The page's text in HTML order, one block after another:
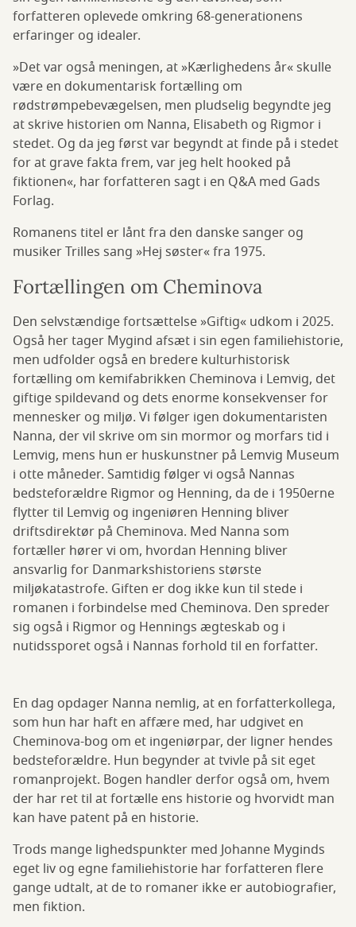
forfatteren oplevede omkring 68-generationens
erfaringer og idealer.
»Det var også meningen, at »Kærlighedens år« skulle
være en dokumentarisk fortælling om
rødstrømpebevægelsen, men pludselig begyndte jeg
at skrive historien om Nanna, Elisabeth og Rigmor i
stedet. Og da jeg først var begyndt at finde på i stedet
for at grave fakta frem, var jeg helt hooked på
fiktionen«, har forfatteren sagt i en Q&A med Gads
Forlag.
Romanens titel er lånt fra den danske sanger og
musiker Trilles sang »Hej søster« fra 1975.
Fortællingen om Cheminova
Den selvstændige fortsættelse »Giftig« udkom i 2025.
Også her tager Mygind afsæt i sin egen familiehistorie,
men udfolder også en bredere kulturhistorisk
fortælling om kemifabrikken Cheminova i Lemvig, det
giftige spildevand og dets enorme konsekvenser for
mennesker og miljø. Vi følger igen dokumentaristen
Nanna, der vil skrive om sin mormor og morfars tid i
Lemvig, mens hun er huskunstner på Lemvig Museum
i otte måneder. Samtidig følger vi også Nannas
bedsteforældre Rigmor og Henning, da de i 1950erne
flytter til Lemvig og ingeniøren Henning bliver
driftsdirektør på Cheminova. Med Nanna som
fortæller hører vi om, hvordan Henning bliver
ansvarlig for Danmarkshistoriens største
miljøkatastrofe. Giften er dog ikke kun til stede i
romanen i forbindelse med Cheminova. Den spreder
sig også i Rigmor og Hennings ægteskab og i
nutidssporet også i Nannas forhold til en forfatter.
En dag opdager Nanna nemlig, at en forfatterkollega,
som hun har haft en affære med, har udgivet en
Cheminova-bog om et ingeniørpar, der ligner hendes
bedsteforældre. Hun begynder at tvivle på sit eget
romanprojekt. Bogen handler derfor også om, hvem
der har ret til at fortælle ens historie og hvorvidt man
kan have patent på en historie.
Trods mange lighedspunkter med Johanne Myginds
eget liv og egne familiehistorie har forfatteren flere
gange udtalt, at de to romaner ikke er autobiografier,
men fiktion.